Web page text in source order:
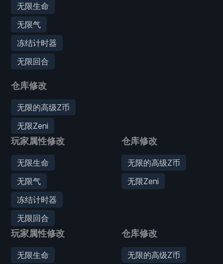
无限生命
无限气
冻结计时器
无限回合
仓库修改
无限的高级Z币
无限Zeni
玩家属性修改
无限生命
无限气
冻结计时器
无限回合
仓库修改
无限的高级Z币
无限Zeni
玩家属性修改
无限生命
仓库修改
无限的高级Z币